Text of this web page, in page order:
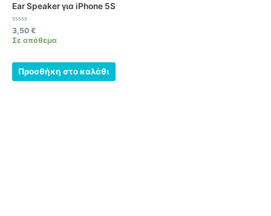
Ear Speaker για iPhone 5S
Βαθμολογήθηκε
με
0
3,50 €
Σε απόθεμα
Προσθήκη στο καλάθι